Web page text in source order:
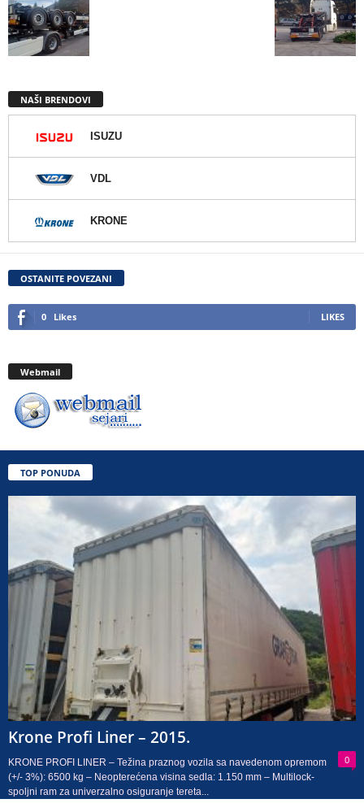
NAŠI BRENDOVI
ISUZU
VDL
KRONE
OSTANITE POVEZANI
0 Likes LIKES
Webmail
TOP PONUDA
Krone Profi Liner – 2015.
0
KRONE PROFI LINER – Težina praznog vozila sa navedenom opremom
(+/- 3%): 6500 kg – Neopterećena visina sedla: 1.150 mm – Multilock-
spoljni ram za univerzalno osiguranje tereta...